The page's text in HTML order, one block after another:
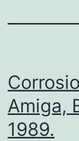
Amiga,
1989.